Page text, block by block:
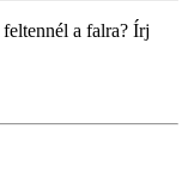
a falra? Írj